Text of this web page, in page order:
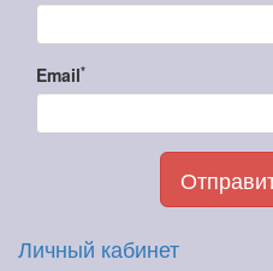
Email*
Личный кабинет